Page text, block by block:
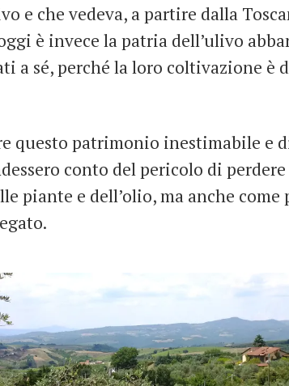
e che vedeva, a partire dalla
è invece la patria dell’ulivo
a sé, perché la loro coltivazione è
questo patrimonio inestimabile e
conto del pericolo di
piante e dell’olio, ma anche